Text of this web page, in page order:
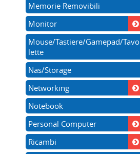
Memorie Removibili
Monitor
Mouse/Tastiere/Gamepad/Tavo
lette
Nas/Storage
Networking
Notebook
Personal Computer
Ricambi